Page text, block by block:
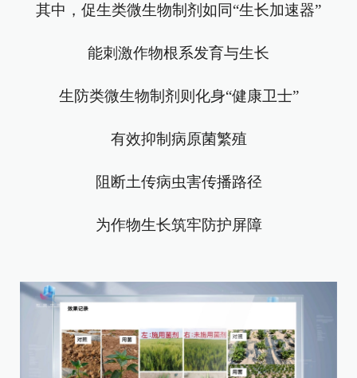
其中，促生类微生物制剂如同“生长加速器”
能刺激作物根系发育与生长
生防类微生物制剂则化身“健康卫士”
有效抑制病原菌繁殖
阻断土传病虫害传播路径
为作物生长筑牢防护屏障